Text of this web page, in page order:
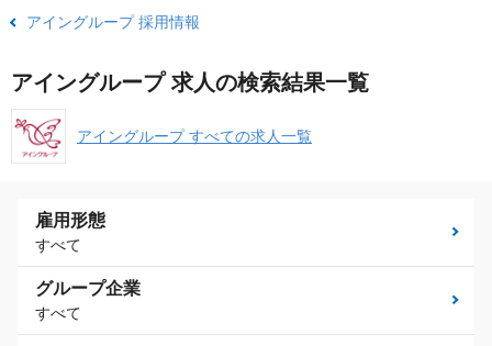
アイングループ 採用情報
アイングループ 求人の検索結果一覧
アイングループ すべての求人一覧
雇用形態
すべて
グループ企業
すべて